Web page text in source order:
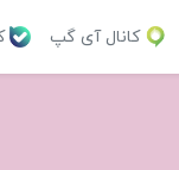
کانال آی گپ